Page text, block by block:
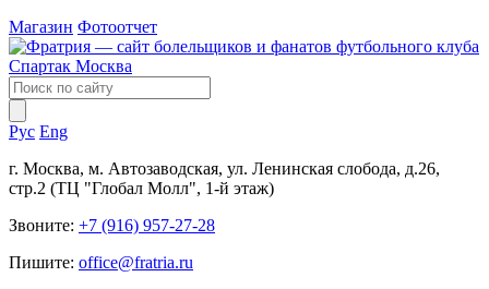
Магазин Фотоотчет
Рус Eng
г. Москва, м. Автозаводская, ул. Ленинская слобода, д.26,
стр.2 (ТЦ "Глобал Молл", 1-й этаж)
Звоните: +7 (916) 957-27-28
Пишите: office@fratria.ru